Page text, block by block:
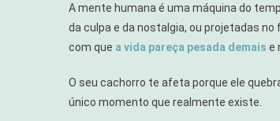
A mente humana é uma máquina do
da culpa e da nostalgia, ou projetadas
com que a vida pareça pesada demais e
O seu cachorro te afeta porque ele
único momento que realmente existe.